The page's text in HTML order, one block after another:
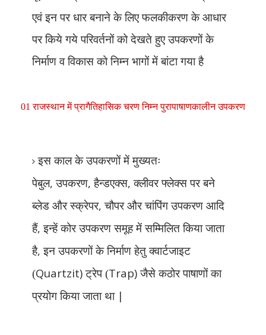
एवं इन पर धार बनाने के लिए फलकीकरण के आधार
पर किये गये परिवर्तनों को देखते हुए उपकरणों के
निर्माण व विकास को निम्न भागों में बांटा गया है
01 राजस्थान में प्रागैतिहासिक चरणनिम्न पुरापाषाणकालीन उपकरण
इस काल के उपकरणों में मुख्यतः
पेबुल,उपकरण,हैन्डएक्स,क्लीवर फ्लेक्स पर बने
ब्लेड और स्क्रेपर,चौपर और चांपिंग उपकरण आदि
हैं,इन्हें कोर उपकरण समूह में सम्मिलित किया जाता
है,इन उपकरणों के निर्माण हेतु क्वार्टजाइट
(Quartzit)ट्रेप (Trap)जैसे कठोर पाषाणों का
प्रयोग किया जाता था |